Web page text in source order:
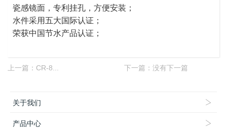
瓷感镜面，专利挂孔，方便安装；
水件采用五大国际认证；
荣获中国节水产品认证；
上一篇： CR-8... 下一篇：没有下一篇
关于我们
产品中心